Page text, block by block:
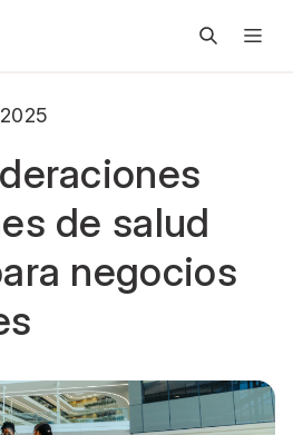
de salud
negocios